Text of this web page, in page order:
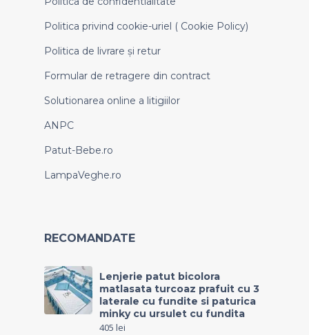
Politica privind cookie-uriel ( Cookie Policy)
Politica de livrare și retur
Formular de retragere din contract
Solutionarea online a litigiilor
ANPC
Patut-Bebe.ro
LampaVeghe.ro
RECOMANDATE
Lenjerie patut bicolora
matlasata turcoaz prafuit cu 3
laterale cu fundite si paturica
minky cu ursulet cu fundita
405 lei